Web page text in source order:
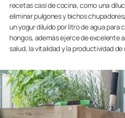
recetas casi de cocina, como una
eliminar pulgones y bichos
un yogur diluido por litro de agua para
hongos, además ejerce de excelente
salud, la vitalidad y la productividad